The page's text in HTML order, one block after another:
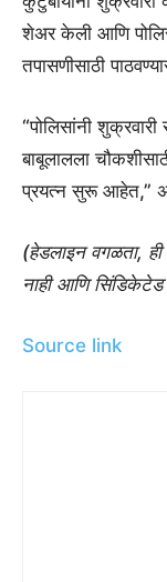
शेअर केली आणि
तपासणीसाठी
“पोलिसांनी
बाबूलालला
प्रयत्न सुरू आहेत,”
(हेडलाइन वगळता, ही
नाही आणि
Source link